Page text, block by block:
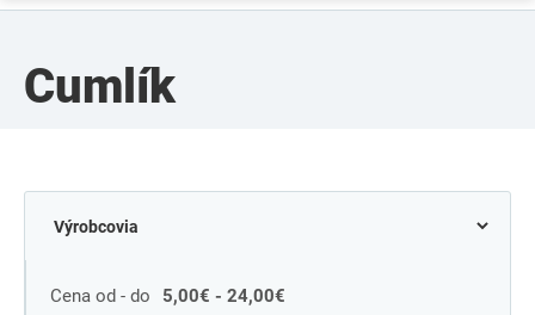
Cumlík
Cena od - do 5,00€ - 24,00€